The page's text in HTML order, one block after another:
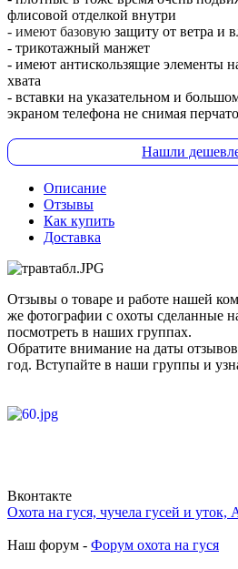
флисовой отделкой внутри
- имеют базовую защиту от ветра и
- трикотажный манжет
- имеют антискользящие элементы
хвата
- вставки на указательном и
экраном телефона не снимая
Нашли
Описание
Отзывы
Как купить
Доставка
Отзывы о товаре и работе нашей
же фотографии с охоты сделанные
посмотреть в наших группах.
Обратите внимание на даты
год. Вступайте в наши группы и
Вконтакте
Охота на гуся, чучела гусей и уток,
Наш форум - Форум охота на гуся